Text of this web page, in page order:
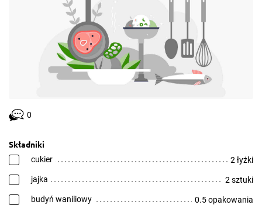
0
Składniki
cukier 2 łyżki
jajka 2 sztuki
budyń waniliowy 0.5 opakowania